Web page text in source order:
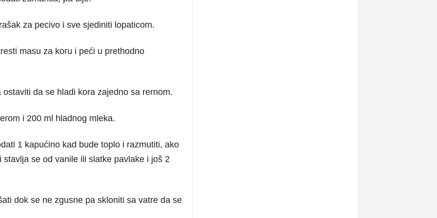
za pecivo i sve sjediniti lopaticom.
masu za koru i peći u prethodno
da se hladi kora zajedno sa rernom.
i 200 ml hladnog mleka.
1 kapućino kad bude toplo i razmutiti, ako
se od vanile ili slatke pavlake i još 2
dok se ne zgusne pa skloniti sa vatre da se